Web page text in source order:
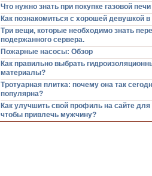
Что нужно знать при покупке газовой печи
Как познакомиться с хорошей девушкой в
Три вещи, которые необходимо знать
подержанного сервера.
Пожарные насосы: Обзор
Как правильно выбрать
материалы?
Тротуарная плитка: почему она так
популярна?
Как улучшить свой профиль на сайте для
чтобы привлечь мужчину?